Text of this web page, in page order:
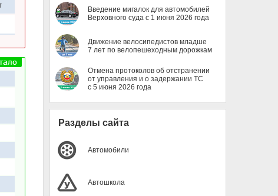
Введение мигалок для автомобилей
Верховного суда с 1 июня 2026 года
Движение велосипедистов младше
7 лет по велопешеходным дорожкам
Отмена протоколов об отстранении
от управления и о задержании ТС
с 5 июня 2026 года
Разделы сайта
Автомобили
Автошкола